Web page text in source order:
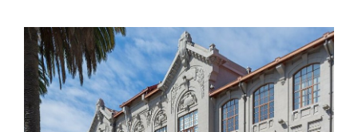
Académicos
Funcionarios
Alumni